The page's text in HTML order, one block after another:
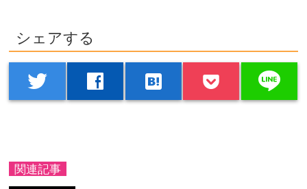
シェアする
twitter facebook hatenabookmark line
関連記事